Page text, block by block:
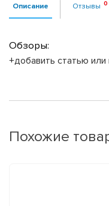
Описание Отзывы
Обзоры:
+добавить статью или
Похожие